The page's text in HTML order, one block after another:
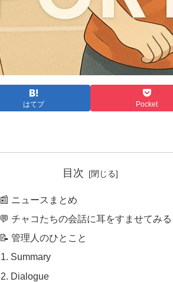
はてブ Pocket
目次
📰 ニュースまとめ
💬 チャコたちの会話に耳をすませてみ
📝 管理人のひとこと
Summary
Dialogue